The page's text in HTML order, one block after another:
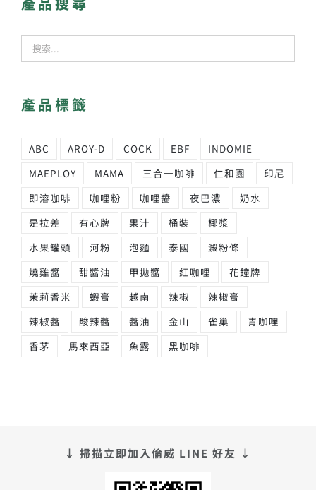
產品標籤
ABC AROY-D COCK EBF
INDOMIE
MAEPLOY
MAMA 三合一咖啡 仁和園
印尼
即溶咖啡
咖哩粉 咖哩醬 夜巴濃
奶水
是拉差
有心牌 果汁 桶裝
椰漿
水果罐頭
河粉 泡麵 泰國
澱粉條
燒雞醬
甜醬油 甲拋醬 紅咖哩
花鐘牌
茉莉香米
蝦膏 越南 辣椒
辣椒膏
辣椒醬
酸辣醬 醬油 金山 雀巢
青咖哩
香茅
馬來西亞 魚露 黑咖啡
↓ 掃描立即加入倫威 LINE 好友 ↓